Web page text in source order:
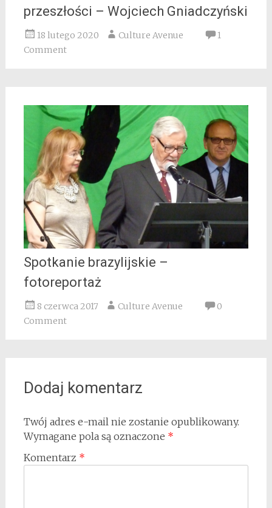
przeszłości – Wojciech Gniadczyński
18 lutego 2020 Culture Avenue
1
Comment
Spotkanie brazylijskie –
fotoreportaż
8 czerwca 2017 Culture Avenue
0
Comment
Dodaj komentarz
Twój adres e-mail nie zostanie opublikowany.
Wymagane pola są oznaczone *
Komentarz *